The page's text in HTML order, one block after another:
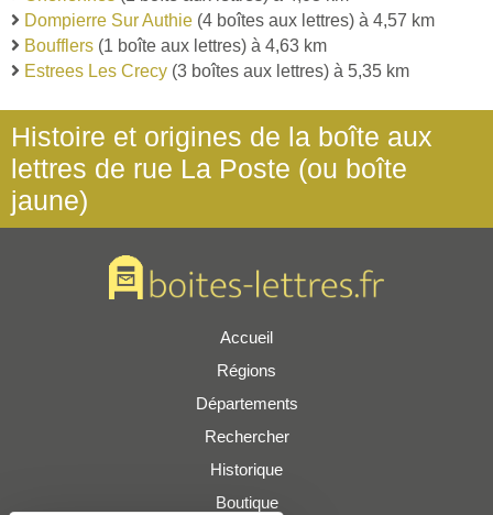
Dompierre Sur Authie (4 boîtes aux lettres) à 4,57 km
Boufflers (1 boîte aux lettres) à 4,63 km
Estrees Les Crecy (3 boîtes aux lettres) à 5,35 km
Histoire et origines de la boîte aux
lettres de rue La Poste (ou boîte
jaune)
Accueil
Régions
Départements
Rechercher
Historique
Boutique